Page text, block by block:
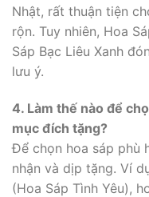
Nhật, rất thuận tiện
rộn. Tuy nhiên, Hoa
Sáp Bạc Liêu Xanh
lưu ý.
4. Làm thế nào để
mục đích tặng?
Để chọn hoa sáp phù
nhận và dịp tặng. Ví
(Hoa Sáp Tình Yêu),